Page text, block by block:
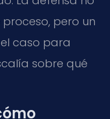
pero un
caso para
sobre qué